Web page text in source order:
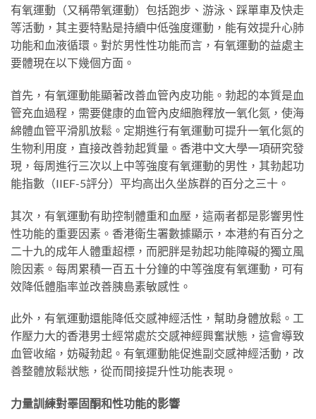
有氧運動（又稱帶氧運動）包括跑步、游泳、踩單車及快走
等活動，其主要特點是持續中低強度運動，能有效提升心肺
功能和血液循環。對於男性性功能而言，有氧運動的益處主
要體現在以下幾個方面。
首先，有氧運動能顯著改善血管內皮功能。勃起的本質是血
管充血過程，需要健康的血管內皮細胞釋放一氧化氮，使海
綿體血管平滑肌放鬆。定期進行有氧運動可提升一氧化氮的
生物利用度，直接改善勃起質量。香港中文大學一項研究發
現，每周進行三次以上中等強度有氧運動的男性，其勃起功
能指數（IIEF-5評分）平均高出久坐族群的百分之三十。
其次，有氧運動有助控制體重和血壓，這兩者都是影響男性
性功能的重要因素。香港衛生署數據顯示，本港約有百分之
二十九的成年人體重超標，而肥胖是勃起功能障礙的獨立風
險因素。每周累積一百五十分鐘的中等強度有氧運動，可有
效降低體脂率並改善胰島素敏感性。
此外，有氧運動還能降低交感神經活性，幫助身體放鬆。工
作壓力大的香港男士經常處於交感神經興奮狀態，這會導致
血管收縮，妨礙勃起。有氧運動能促進副交感神經活動，改
善整體放鬆狀態，從而間接提升性功能表現。
力量訓練對睪固酮和性功能的影響